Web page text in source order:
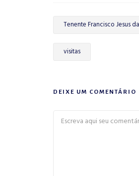
Tenente Francisco Jesus
visitas
DEIXE UM COMENTÁRIO